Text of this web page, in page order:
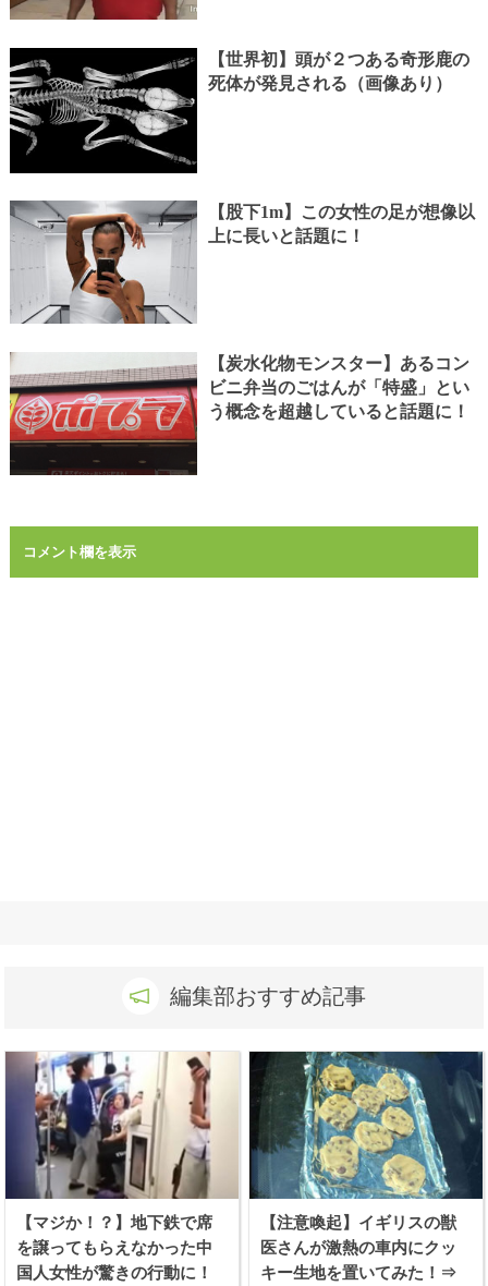
【世界初】頭が２つある奇形鹿の
死体が発見される（画像あり）
【股下1m】この女性の足が想像以
上に長いと話題に！
【炭水化物モンスター】あるコン
ビニ弁当のごはんが「特盛」とい
う概念を超越していると話題に！
コメント欄を表示
編集部おすすめ記事
【マジか！？】地下鉄で席
を譲ってもらえなかった中
国人女性が驚きの行動に！
【注意喚起】イギリスの獣
医さんが激熱の車内にクッ
キー生地を置いてみた！⇒